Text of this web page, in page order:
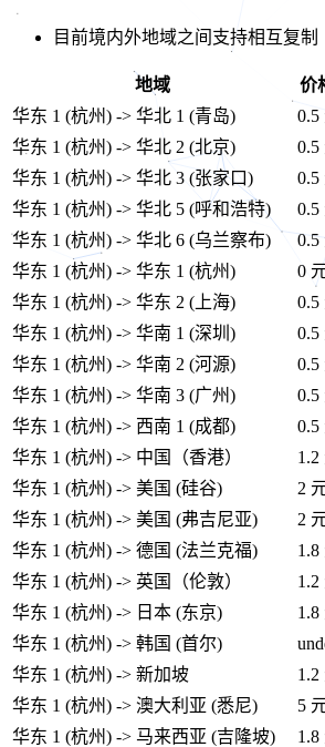
目前境内外地域之间支持相互复制
地域
价
华东 1 (杭州) -> 华北 1 (青岛)
0.5
华东 1 (杭州) -> 华北 2 (北京)
0.5
华东 1 (杭州) -> 华北 3 (张家口)
0.5
华东 1 (杭州) -> 华北 5 (呼和浩特)
0.5
华东 1 (杭州) -> 华北 6 (乌兰察布)
0.5
华东 1 (杭州) -> 华东 1 (杭州)
0
华东 1 (杭州) -> 华东 2 (上海)
0.5
华东 1 (杭州) -> 华南 1 (深圳)
0.5
华东 1 (杭州) -> 华南 2 (河源)
0.5
华东 1 (杭州) -> 华南 3 (广州)
0.5
华东 1 (杭州) -> 西南 1 (成都)
0.5
华东 1 (杭州) -> 中国（香港）
1.2
华东 1 (杭州) -> 美国 (硅谷)
2
华东 1 (杭州) -> 美国 (弗吉尼亚)
2
华东 1 (杭州) -> 德国 (法兰克福)
1.8
华东 1 (杭州) -> 英国（伦敦）
1.2
华东 1 (杭州) -> 日本 (东京)
1.8
华东 1 (杭州) -> 韩国 (首尔)
华东 1 (杭州) -> 新加坡
1.2
华东 1 (杭州) -> 澳大利亚 (悉尼)
5
华东 1 (杭州) -> 马来西亚 (吉隆坡)
1.8